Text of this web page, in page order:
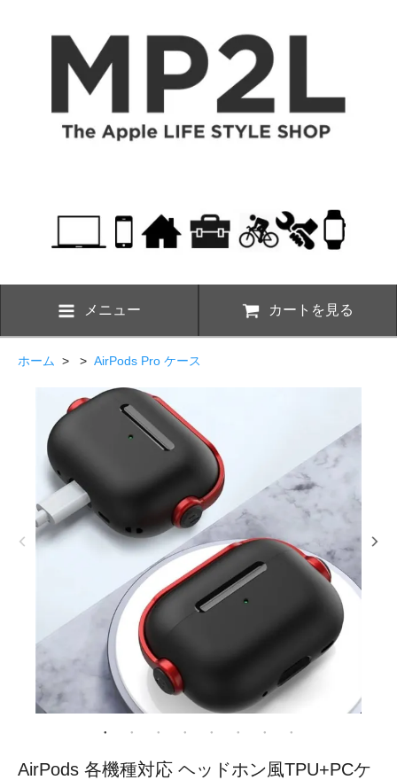
メニュー カートを見る
ホーム > > AirPods Pro ケース
AirPods 各機種対応 ヘッドホン風TPU+PCケ